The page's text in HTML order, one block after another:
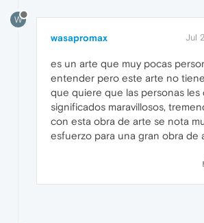
W
wasapromax Jul
es un arte que muy pocas
entender pero este arte no
que quiere que las personas les
significados maravillosos,
con esta obra de arte se nota
esfuerzo para una gran obra de